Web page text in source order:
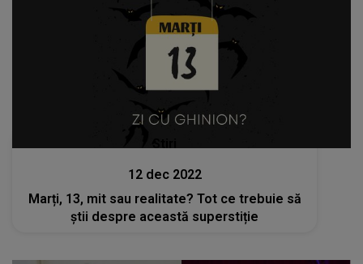
12 dec 2022
Marți, 13, mit sau realitate? Tot ce trebuie să
știi despre această superstiție